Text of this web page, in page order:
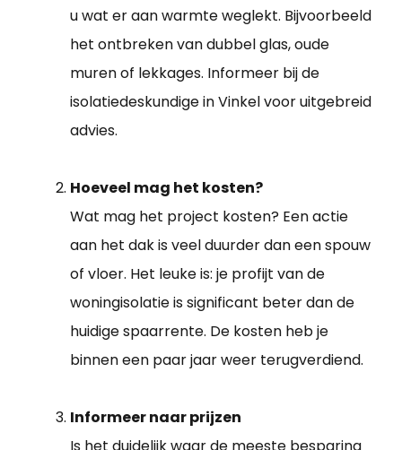
u wat er aan warmte weglekt. Bijvoorbeeld
het ontbreken van dubbel glas, oude
muren of lekkages. Informeer bij de
isolatiedeskundige in Vinkel voor uitgebreid
advies.
Hoeveel mag het kosten?
Wat mag het project kosten? Een actie
aan het dak is veel duurder dan een spouw
of vloer. Het leuke is: je profijt van de
woningisolatie is significant beter dan de
huidige spaarrente. De kosten heb je
binnen een paar jaar weer terugverdiend.
Informeer naar prijzen